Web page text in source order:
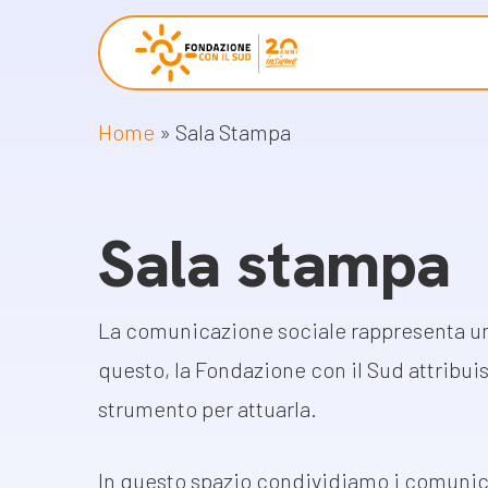
Home » Sala Stampa
Sala stampa
La comunicazione sociale rappresenta
questo, la Fondazione con il Sud
strumento per attuarla.
In questo spazio condividiamo i
La nostra missione
Con i bambini
Progetti